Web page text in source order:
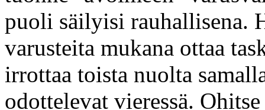
puoli säilyisi rauhallisena.
varusteita mukana ottaa
irrottaa toista nuolta
odottelevat vieressä.